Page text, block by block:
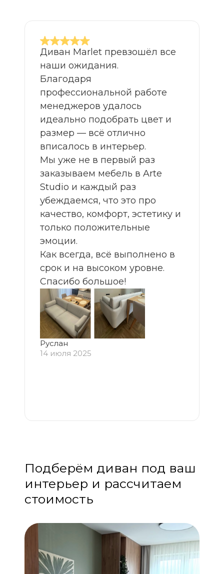
Диван Marlet превзошёл все
наши ожидания.
Благодаря
профессиональной работе
менеджеров удалось
идеально подобрать цвет и
размер — всё отлично
вписалось в интерьер.
Мы уже не в первый раз
заказываем мебель в Arte
Studio и каждый раз
убеждаемся, что это про
качество, комфорт, эстетику и
только положительные
эмоции.
Как всегда, всё выполнено в
срок и на высоком уровне.
Спасибо большое!
Руслан
14 июля 2025
Подберём диван под ваш
интерьер и рассчитаем
стоимость